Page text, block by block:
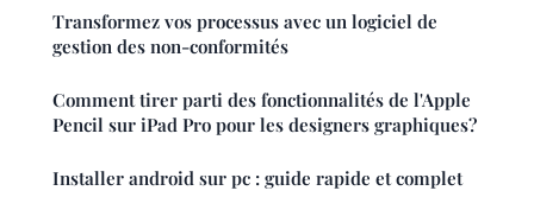
Transformez vos processus avec un logiciel de
gestion des non-conformités
Comment tirer parti des fonctionnalités de l'Apple
Pencil sur iPad Pro pour les designers graphiques?
Installer android sur pc : guide rapide et complet